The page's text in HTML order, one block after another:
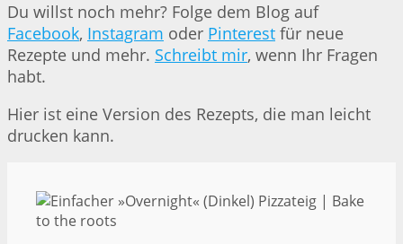
Du willst noch mehr? Folge dem Blog auf
Facebook, Instagram oder Pinterest für neue
Rezepte und mehr. Schreibt mir, wenn Ihr Fragen
habt.
Hier ist eine Version des Rezepts, die man leicht
drucken kann.